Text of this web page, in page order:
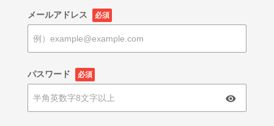
メールアドレス 必須
パスワード 必須